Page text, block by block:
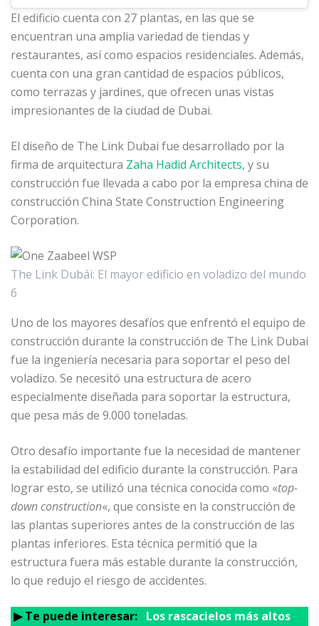
El edificio cuenta con 27 plantas, en las que se
encuentran una amplia variedad de tiendas y
restaurantes, así como espacios residenciales. Además,
cuenta con una gran cantidad de espacios públicos,
como terrazas y jardines, que ofrecen unas vistas
impresionantes de la ciudad de Dubai.
El diseño de The Link Dubai fue desarrollado por la
firma de arquitectura Zaha Hadid Architects, y su
construcción fue llevada a cabo por la empresa china de
construcción China State Construction Engineering
Corporation.
The Link Dubái: El mayor edificio en voladizo del mundo
6
Uno de los mayores desafíos que enfrentó el equipo de
construcción durante la construcción de The Link Dubai
fue la ingeniería necesaria para soportar el peso del
voladizo. Se necesitó una estructura de acero
especialmente diseñada para soportar la estructura,
que pesa más de 9.000 toneladas.
Otro desafío importante fue la necesidad de mantener
la estabilidad del edificio durante la construcción. Para
lograr esto, se utilizó una técnica conocida como «top-
down construction«, que consiste en la construcción de
las plantas superiores antes de la construcción de las
plantas inferiores. Esta técnica permitió que la
estructura fuera más estable durante la construcción,
lo que redujo el riesgo de accidentes.
▶ Te puede interesar: Los rascacielos más altos